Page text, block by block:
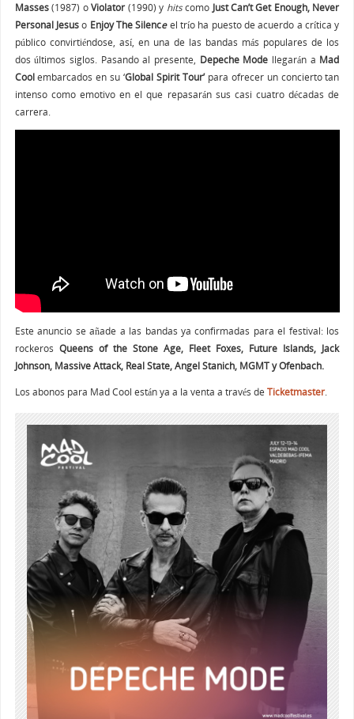
Masses(1987) oViolator(1990) y hitscomo Just Can’t Get Enough, Never
Personal Jesuso Enjoy The Silenceel trío ha puesto de acuerdo a crítica y
público convirtiéndose, así, en una de las bandas más populares de los
dos últimos siglos. Pasando al presente, Depeche Mode llegarán a Mad
Coolembarcados en su ‘Global Spirit Tour’para ofrecer un concierto tan
intenso como emotivo en el que repasarán sus casi cuatro décadas de
carrera.
Este anuncio se añade a las bandas ya confirmadas para el festival: los
rockeros Queens of the Stone Age, Fleet Foxes, Future Islands, Jack
Johnson, Massive Attack, Real State, Angel Stanich, MGMT y Ofenbach.
Los abonos para Mad Cool están ya a la venta a través de Ticketmaster.